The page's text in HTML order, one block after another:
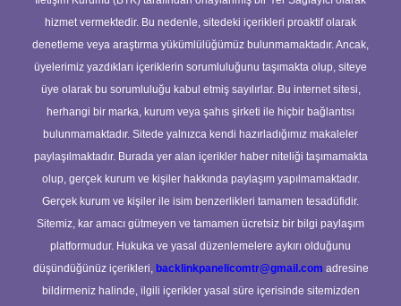
hizmet vermektedir. Bu nedenle, sitedeki içerikleri proaktif olarak
denetleme veya araştırma yükümlülüğümüz bulunmamaktadır. Ancak,
üyelerimiz yazdıkları içeriklerin sorumluluğunu taşımakta olup, siteye
üye olarak bu sorumluluğu kabul etmiş sayılırlar. Bu internet sitesi,
herhangi bir marka, kurum veya şahıs şirketi ile hiçbir bağlantısı
bulunmamaktadır. Sitede yalnızca kendi hazırladığımız makaleler
paylaşılmaktadır. Burada yer alan içerikler haber niteliği taşımamakta
olup, gerçek kurum ve kişiler hakkında paylaşım yapılmamaktadır.
Gerçek kurum ve kişiler ile isim benzerlikleri tamamen tesadüfidir.
Sitemiz, kar amacı gütmeyen ve tamamen ücretsiz bir bilgi paylaşım
platformudur. Hukuka ve yasal düzenlemelere aykırı olduğunu
düşündüğünüz içerikleri, backlinkpanelicomtr@gmail.com adresine
bildirmeniz halinde, ilgili içerikler yasal süre içerisinde sitemizden